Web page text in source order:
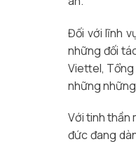
Đối với lĩnh
những đối
Viettel, Tổng
những
Với tinh thần
đức đang